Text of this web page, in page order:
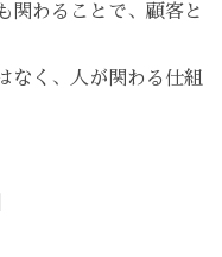
関わることで、顧客と
なく、人が関わる仕組